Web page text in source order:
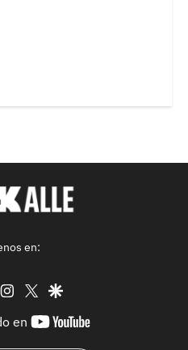
en:
instagram
twittergoogle
en
youtube-